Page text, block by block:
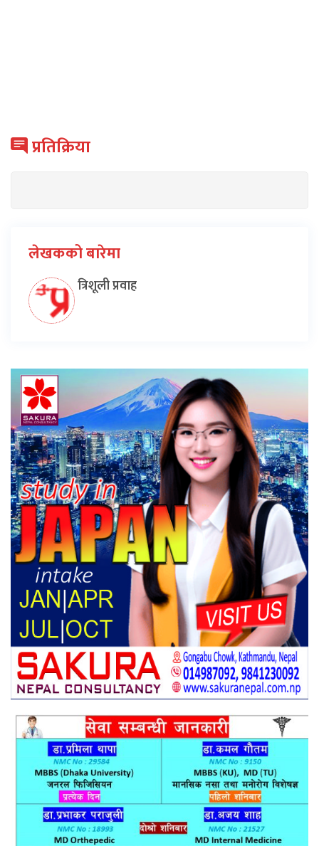
प्रतिक्रिया
लेखकको बारेमा
त्रिशूली प्रवाह